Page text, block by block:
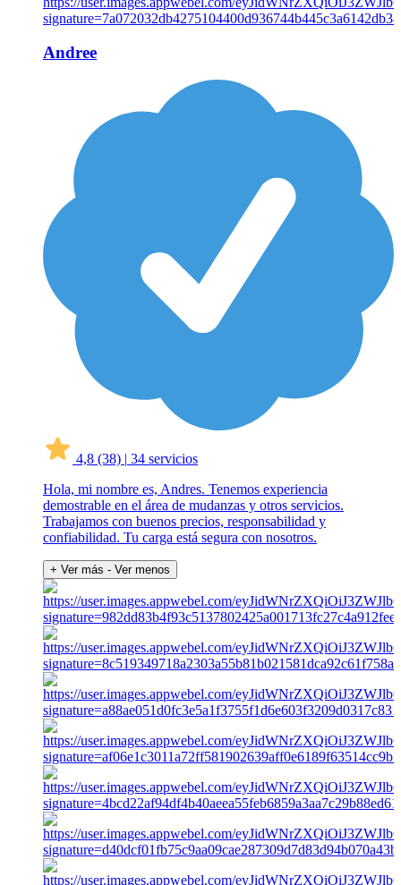
Andree
4,8 (38) | 34 servicios
Hola, mi nombre es, Andres. Tenemos experiencia
demostrable en el área de mudanzas y otros servicios.
Trabajamos con buenos precios, responsabilidad y
confiabilidad. Tu carga está segura con nosotros.
+ Ver más - Ver menos